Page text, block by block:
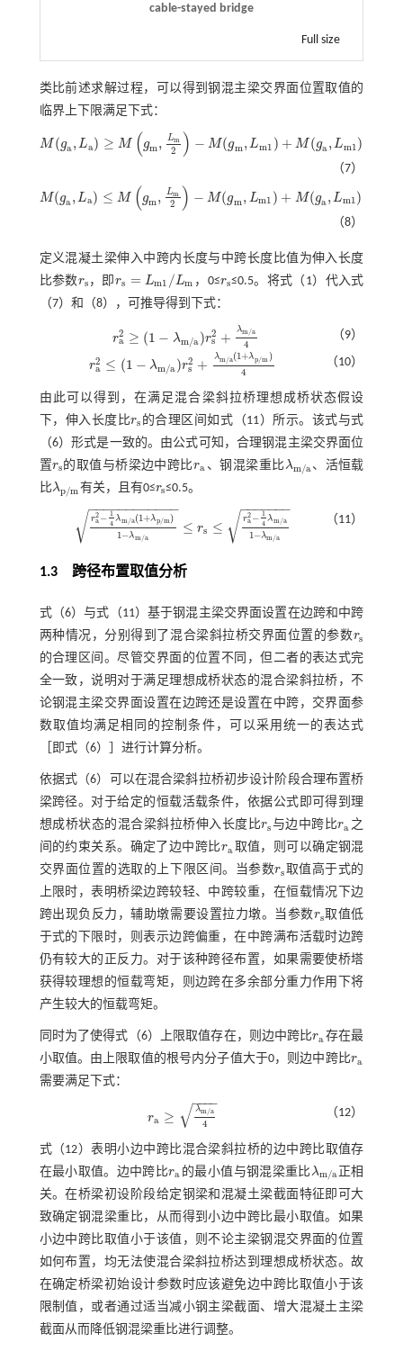
cable-stayed bridge
Full size
类比前述求解过程，可以得到钢混主梁交界面位置取值的
临界上下限满足下式：
M (ga ,La) ≥ M ( gm, Lm
2 ) − M (gm,Lm1 ) + M (ga ,Lm1)
M( ga,La)≥M gm,Lm2-M ( gm, Lm1) +M(ga, Lm1)
（7）
M(ga ,La) ≤ M ( gm, Lm
2 ) − M (gm, Lm1 ) + M(ga ,Lm1)
M( ga,La)≤M gm,Lm2-M ( gm, Lm1) +M(ga, L m1)+Mp ,Lm2
（8）
定义混凝土梁伸入中跨内长度与中跨长度比值为伸入长度
比参数rs
rs ，即rs = Lm1 /Lm
rs= Lm1/Lm ，0≤rs
rs≤0.5。将式（1） 代入式
（7） 和（8），可推导得到下式：
r2
a ≥ (1 − λm /a )r2
s + λm/a
4
ra2 ≥( 1- λm/ a)rs2+ λm/ a4 （9）
r2
a ≤ (1 − λm/a )r2
s + λm /a(1+λp/m )
4
ra2≤( 1-λm/ a)rs2+λm a( 1+λp/m)4 （10）
由此可以得到，在满足混合梁斜拉桥理想成桥状态假设
下，伸入长度比rs
rs 的合理区间如 式（11）所示。该式与式
（6）形式是一致的。由公式可知，合理钢混主梁交界面位
置rs
rs 的取值与桥梁边中跨比ra
ra 、钢混梁重比λm/a
λm/a、活恒载
比λp/m
λp/m有关，且有0≤rs
rs≤0.5。
r2
a − 1
4
λm/a(1+λp/m)
1−λm /a
− −
−−−−−−−−−−
√ ≤ rs ≤
r2
a − 1
4
λm/a
1−λm /a
− −
−−−−−
√
ra2-14λm/a(1+λp/m) 1-λ m/ a≤r s≤r a2-14λm/
（11）
1.3跨径布置取值分析
式（6）与式（11） 基于钢混主梁交界面设置在边跨和中跨
两种情况，分别得到了混合梁斜拉桥交界面位置的参数rs
rs
的合理区间。尽管交界面的位置不同，但二者的表达式完
全一致，说明对于满足理想成桥状态的混合梁斜拉桥，不
论钢混主梁交界面设置在边跨还是设置在中跨，交界面参
数取值均满足相同的控制条件，可以采用统一的表达式
［即式（6） ］进行计算分析。
依据式（6）
可以在混合梁斜拉桥初步设计阶段合理布置桥
梁跨径。对于给定的恒载活载条件，依据公式即可得到理
想成桥状态的混合梁斜拉桥伸入长度比rs
rs与边中跨比ra
ra 之
间的约束关系。确定了边中跨比ra
ra 取值，则可以确定钢混
交界面位置的选取的上下限区间。当参数rs
rs取值高于式的
上限时，表明桥梁边跨较轻、中跨较重，在恒载情况下边
跨出现负反力，辅助墩需要设置拉力墩。当参数rs
rs取值低
于式的下限时，则表示边跨偏重，在中跨满布活载时边跨
仍有较大的正反力。对于该种跨径布置，如果需要使桥塔
获得较理想的恒载弯矩，则边跨在多余部分重力作用下将
产生较大的恒载弯矩。
同时为了使得式（6） 上限取值存在，则边中跨比ra
ra存在最
小取值。由上限取值的根号内分子值大于0，则边中跨比ra
ra
需要满足下式：
ra ≥ λm/a
4
− −
−−
√
ra≥λm /a 4 （12）
式（12）表明小边中跨比混合梁斜拉桥的边中跨比取值存
在最小取值。边中跨比ra
ra 的最小值与钢混梁重比λm/a
λm/a 正相
关。在桥梁初设阶段给定钢梁和混凝土梁截面特征即可大
致确定钢混梁重比，从而得到小边中跨比最小取值。如果
小边中跨比取值小于该值，则不论主梁钢混交界面的位置
如何布置，均无法使混合梁斜拉桥达到理想成桥状态。故
在确定桥梁初始设计参数时应该避免边中跨比取值小于该
限制值，或者通过适当减小钢主梁截面、增大混凝土主梁
截面从而降低钢混梁重比进行调整。